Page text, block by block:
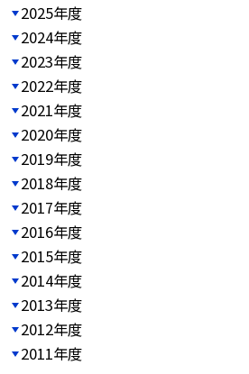
2025年度
2024年度
2023年度
2022年度
2021年度
2020年度
2019年度
2018年度
2017年度
2016年度
2015年度
2014年度
2013年度
2012年度
2011年度